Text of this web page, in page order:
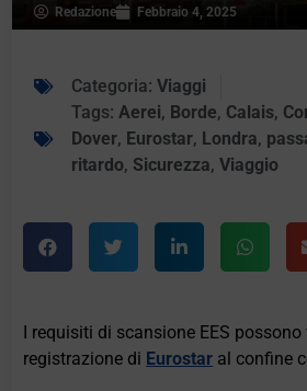
Redazione Febbraio 4, 2025
Categoria: Viaggi
Tags: Aerei, Borde, Calais,
Dover, Eurostar, Londra,
ritardo, Sicurezza,Viaggio
I requisiti di scansione EES possono
registrazione di Eurostar al confine